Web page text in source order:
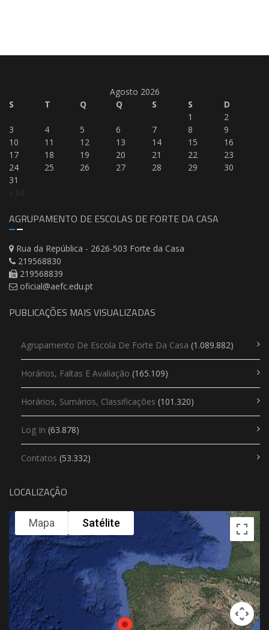
Agosto 2026
S
T Q Q S S D
« Jul
1
2
3
4 5 6 7 8
9
10
11 12 13 14 15
16
17
18 19 20 21 22
23
24
25 26 27 28 29
30
31
AGRUPAMENTO DE ESCOLAS DE FORTE DA CASA
Rua da República - 2626-503 Forte da Casa
219568830
219568839
oficial@aefc.edu.pt
PUBLICAÇÕES MAIS VISUALIZADAS
Agrupamento De Escola De Forte Da Casa (1.089.882)
Horários, Faltas E Avaliação (165.109)
Horários, Sumários, Classificações (101.320)
Log In (63.878)
Contatos (53.332)
LOCALIZAÇÃO
Mapa Satélite